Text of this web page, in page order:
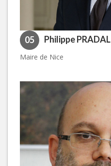
05 Philippe PRADAL
Maire de Nice